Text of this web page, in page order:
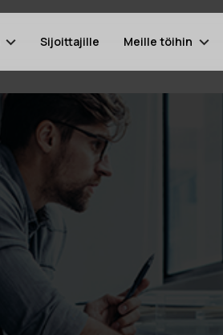
Sijoittajille Meille töihin